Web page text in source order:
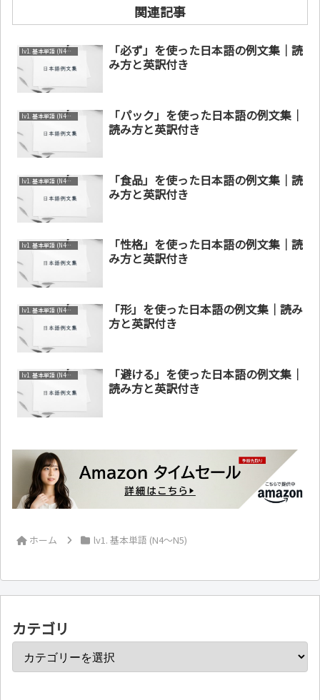
関連記事
lv1. 基本単語 (N4～N5)
「必ず」を使った日本語の例文集｜読
み方と英訳付き
lv1. 基本単語 (N4～N5)
「パック」を使った日本語の例文集｜
読み方と英訳付き
lv1. 基本単語 (N4～N5)
「食品」を使った日本語の例文集｜読
み方と英訳付き
lv1. 基本単語 (N4～N5)
「性格」を使った日本語の例文集｜読
み方と英訳付き
lv1. 基本単語 (N4～N5)
「形」を使った日本語の例文集｜読み
方と英訳付き
lv1. 基本単語 (N4～N5)
「避ける」を使った日本語の例文集｜
読み方と英訳付き
ホーム lv1. 基本単語 (N4～N5)
カテゴリ